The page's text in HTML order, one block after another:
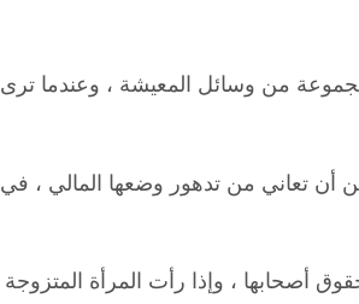
من وسائل المعيشة ، وعندما ترى
أن تعاني من تدهور وضعها المالي ،
أصحابها ، وإذا رأت المرأة